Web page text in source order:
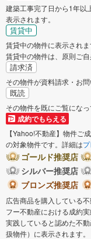
建築工事完了日から1年以
表示されます。
賃貸中
賃貸中の物件に表示されま
賃貸中の物件は、原則ご
請求済
その物件が資料請求・お
既読
その物件を既にご覧にな
成約でもらえる
【Yahoo!不動産】物件ご
の対象物件です。詳細は
ゴールド推奨店
シルバー推奨店
ブロンズ推奨店
広告商品を購入している
フー不動産における成約
実践していると認めた不
扱物件）に表示されます。